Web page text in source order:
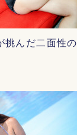
挑んだ二面性の